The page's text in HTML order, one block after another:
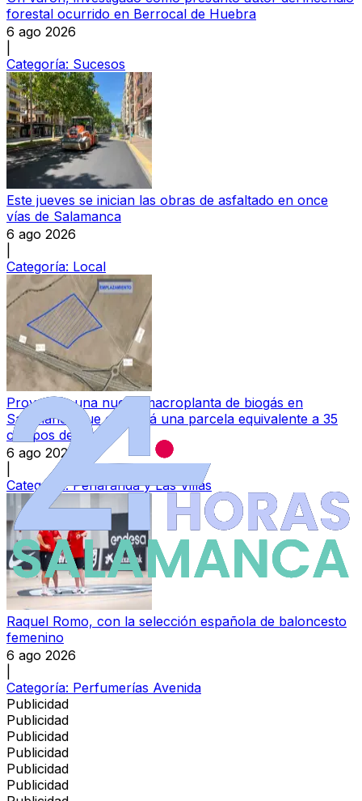
forestal ocurrido en Berrocal de Huebra
6 ago 2026
Categoría: Sucesos
Este jueves se inician las obras de asfaltado en once
vías de Salamanca
6 ago 2026
Categoría: Local
Proyectan una nueva macroplanta de biogás en
Salamanca que ocupará una parcela equivalente a 35
campos de fútbol
6 ago 2026
Categoría:Peñaranda y Las Villas
Raquel Romo, con la selección española de baloncesto
femenino
6 ago 2026
Categoría: Perfumerías Avenida
Publicidad
Publicidad
Publicidad
Publicidad
Publicidad
Publicidad